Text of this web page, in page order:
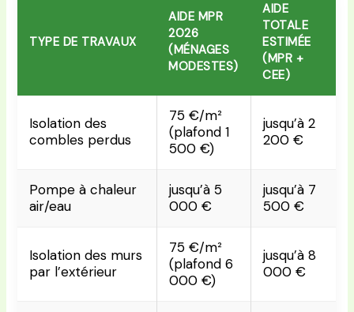
TYPE DE TRAVAUX
AIDE MPR
2026
(MÉNAGES
MODESTES)
AIDE
TOTALE
ESTIMÉE
(MPR +
CEE)
Isolation des
combles perdus
75 €/m²
(plafond 1
500 €)
jusqu’à 2
200 €
Pompe à chaleur
air/eau
jusqu’à 5
000 €
jusqu’à 7
500 €
Isolation des murs
par l’extérieur
75 €/m²
(plafond 6
000 €)
jusqu’à 8
000 €